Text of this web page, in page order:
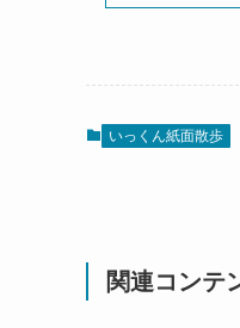
いっくん紙面散歩
関連コンテ